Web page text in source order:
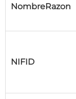
NombreRazon
NIFID